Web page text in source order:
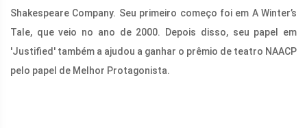
Shakespeare Company. Seu primeiro começo foi em A Winter’s
Tale, que veio no ano de 2000. Depois disso, seu papel em
'Justified' também a ajudou a ganhar o prêmio de teatro NAACP
pelo papel de Melhor Protagonista.